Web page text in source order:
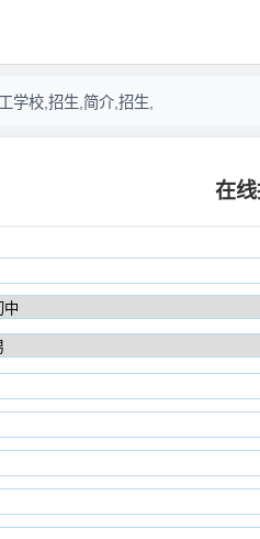
学校,招生,简介,招生,
在